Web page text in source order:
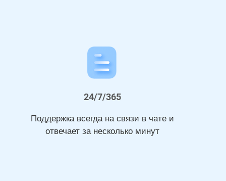
24/7/365
Поддержка всегда на связи в чате и
отвечает за несколько минут